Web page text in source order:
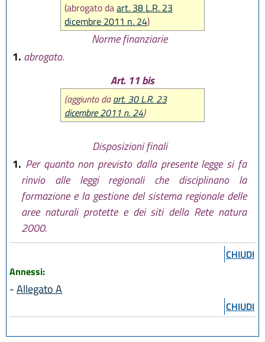
(abrogato daart. 38 L.R. 23
dicembre 2011 n. 24)
Norme finanziarie
1. abrogato.
Art. 11 bis
(aggiunto daart. 30 L.R. 23
dicembre 2011 n. 24)
Disposizioni finali
1. Per quanto non previsto dalla presente legge si fa
rinvio alle leggi regionali che disciplinano la
formazione e la gestione del sistema regionale delle
aree naturali protette e dei siti della Rete natura
2000.
CHIUDI
Annessi:
-Allegato A
CHIUDI